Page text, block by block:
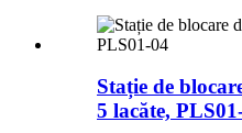
Stație de
5 lacăte,